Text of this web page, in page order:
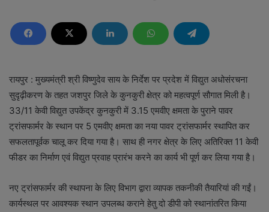
रायपुर : मुख्यमंत्री श्री विष्णुदेव साय के निर्देश पर प्रदेश में विद्युत अधोसंरचना
सुदृढ़ीकरण के तहत जशपुर जिले के कुनकुरी क्षेत्र को महत्वपूर्ण सौगात मिली है।
33/11 केवी विद्युत उपकेंद्र कुनकुरी में 3.15 एमवीए क्षमता के पुराने पावर
ट्रांसफार्मर के स्थान पर 5 एमवीए क्षमता का नया पावर ट्रांसफार्मर स्थापित कर
सफलतापूर्वक चालू कर दिया गया है। साथ ही नगर क्षेत्र के लिए अतिरिक्त 11 केवी
फीडर का निर्माण एवं विद्युत प्रवाह प्रारंभ करने का कार्य भी पूर्ण कर लिया गया है।
नए ट्रांसफार्मर की स्थापना के लिए विभाग द्वारा व्यापक तकनीकी तैयारियां की गईं।
कार्यस्थल पर आवश्यक स्थान उपलब्ध कराने हेतु दो डीपी को स्थानांतरित किया